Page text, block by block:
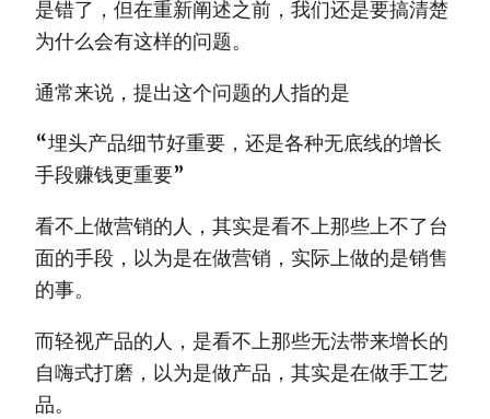
是错了，但在重新阐述之前，我们还是要搞清楚
为什么会有这样的问题。
通常来说，提出这个问题的人指的是
“埋头产品细节好重要，还是各种无底线的增长
手段赚钱更重要”
看不上做营销的人，其实是看不上那些上不了台
面的手段，以为是在做营销，实际上做的是销售
的事。
而轻视产品的人，是看不上那些无法带来增长的
自嗨式打磨，以为是做产品，其实是在做手工艺
品。